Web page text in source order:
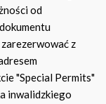
od
z
"Special Permits"
inwalidzkiego